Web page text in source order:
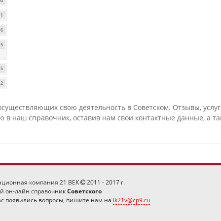
1
6
5
5
2
свою деятельность в Советском. Отзывы,
наш справочник, оставив нам свои контактные данные, а
компания 21 ВЕК
2011 - 2017 г.
он-лайн справочникСоветского
появились вопросы, пишите нам на ik21v@cp9.ru